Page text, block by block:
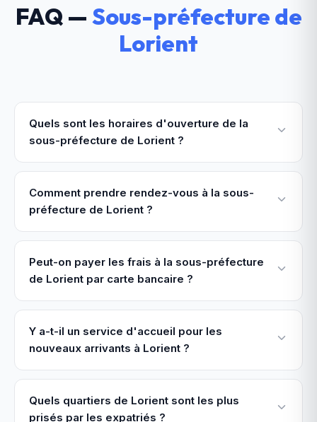
FAQ — Sous-préfecture de
Lorient
Quels sont les horaires d'ouverture de la
sous-préfecture de Lorient ?
Comment prendre rendez-vous à la sous-
préfecture de Lorient ?
Peut-on payer les frais à la sous-préfecture
de Lorient par carte bancaire ?
Y a-t-il un service d'accueil pour les
nouveaux arrivants à Lorient ?
Quels quartiers de Lorient sont les plus
prisés par les expatriés ?